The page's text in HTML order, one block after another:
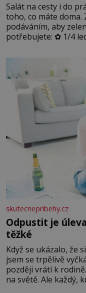
Salát na cesty i do
toho, co máte
podáváním, aby
potřebujete: ✿ 1/4
okurky ✿ 2 rajčata
lžíci citronové šťávy
skutecnepribehy.cz
Odpustit je
těžké
Když se ukázalo, že
jsem se trpělivě
později vrátí k
na světě. Ale každý,